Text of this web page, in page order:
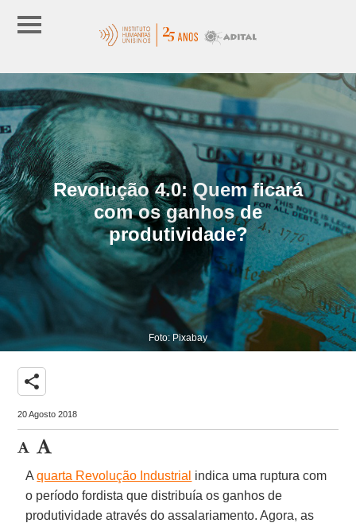
Revolução 4.0: Quem ficará
com os ganhos de
produtividade?
Foto: Pixabay
share
20 Agosto 2018
Aquarta Revolução Industrial indica uma ruptura com
o período fordista que distribuía os ganhos de
produtividade através do assalariamento. Agora, as